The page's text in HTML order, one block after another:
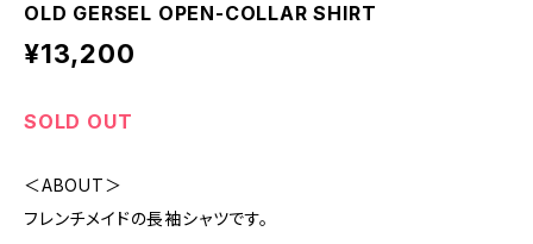
OLD GERSEL OPEN-COLLAR SHIRT
¥13,200
SOLD OUT
＜ABOUT＞
フレンチメイドの長袖シャツです。